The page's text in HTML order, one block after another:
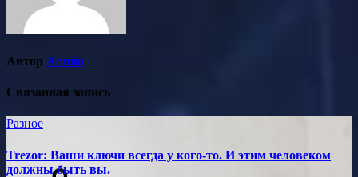
Автор Admin
Связанная запись
Разное
Trezor: Ваши ключи всегда у кого-то. И этим человеком
должны быть вы.